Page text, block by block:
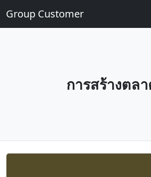
Group Customer
การสร้างตล